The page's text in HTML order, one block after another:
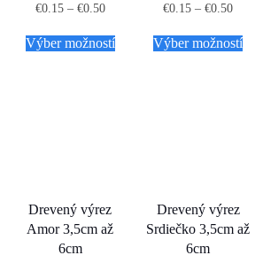
€0.15– €0.50
Výber možností
€0.15 –€0.50
Výber možností
Drevený výrez
Amor 3,5cm až
6cm
Drevený výrez
Srdiečko 3,5cm až
6cm